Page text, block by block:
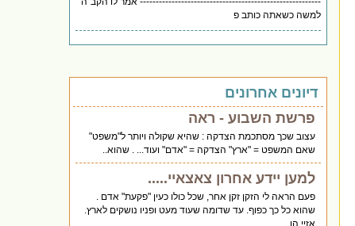
למשה כשאתה כותב פ
דיונים אחרונים
פרשת השבוע - ראה
עצוב שכך מסתכמת הצדקה : שהיא שקולה ויותר ל"משפט"
שאם המשפט = "ארץ" הצדקה = "אדם" ועוד... . שהוא..
למען יידע אחרון צאצאיי.....
פעם הראה לי הזקן זקן אחר, שכל כולו כעין "פקעת" אדם .
שהוא כל כך כפוף. עד שדומה שעוד מעט ופניו נושקים לארץ.
אזיי,הו..